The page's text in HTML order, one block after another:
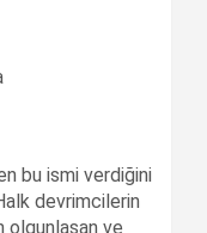
bu ismi verdiğini
devrimcilerin
olgunlaşan ve